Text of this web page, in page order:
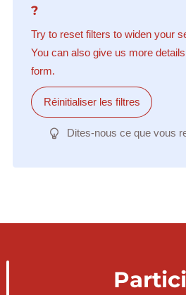
?
Try to reset filters to widen your
You can also give us more
form.
Réinitialiser les filtres
Dites-nous ce que vous